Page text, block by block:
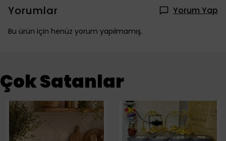
Yorumlar Yorum Yap
Bu ürün için henüz yorum yapılmamış.
Çok Satanlar